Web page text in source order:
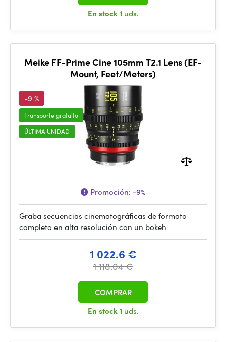
En stock1 uds.
Meike FF-Prime Cine 105mm T2.1 Lens (EF-
Mount, Feet/Meters)
-9 %
Transporte gratuito
ÚLTIMA UNIDAD
Promoción: -9%
Graba secuencias cinematográficas de formato
completo en alta resolución con un bokeh
1 022.6 €
1 118.04 €
En stock1 uds.
COMPRAR